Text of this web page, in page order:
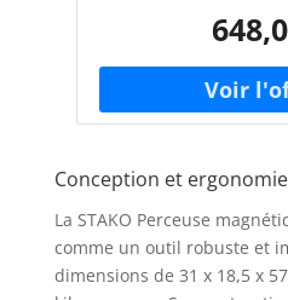
Conception et ergonomie
La STAKO Perceuse
comme un outil robuste et
dimensions de 31 x 18,5 x